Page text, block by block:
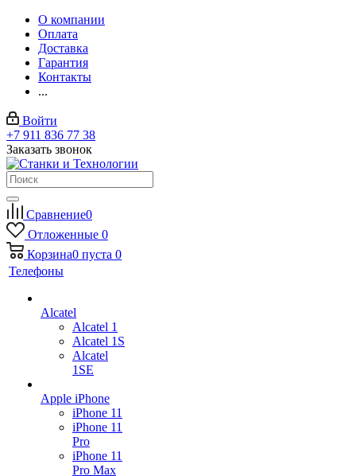
О компании
Оплата
Доставка
Гарантия
Контакты
...
Войти
+7 911 836 77 38
Заказать звонок
Сравнение0
Отложенные 0
Корзина0 пуста 0
Телефоны
Alcatel
Alcatel 1
Alcatel 1S
Alcatel
1SE
Apple iPhone
iPhone 11
iPhone 11
Pro
iPhone 11
Pro Max